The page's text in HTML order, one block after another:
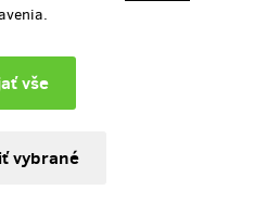
a
Dále CD Zastavit čas a kniha
v popisu projektu v části